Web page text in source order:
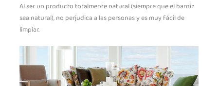
Al ser un producto totalmente natural (siempre que el barniz
sea natural), no perjudica a las personas y es muy fácil de
limpiar.